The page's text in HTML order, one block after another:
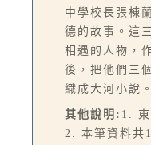
中學校長張棟
德的故事。這
相遇的人物，
後，把他們三
織成大河小說
其他說明: 1. 東
2. 本筆資料共